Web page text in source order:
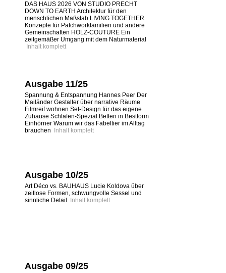
DAS HAUS 2026 VON STUDIO PRECHT
DOWN TO EARTH Architektur für den
menschlichen Maßstab LIVING TOGETHER
Konzepte für Patchworkfamilien und andere
Gemeinschaften HOLZ-COUTURE Ein
zeitgemäßer Umgang mit dem Naturmaterial
Inhalt komplett
Ausgabe 11/25
Spannung & Entspannung Hannes Peer Der
Mailänder Gestalter über narrative Räume
Filmreif wohnen Set-Design für das eigene
Zuhause Schlafen-Spezial Betten in Bestform
Einhörner Warum wir das Fabeltier im Alltag
brauchen
Inhalt komplett
Ausgabe 10/25
Art Déco vs. BAUHAUS Lucie Koldova über
zeitlose Formen, schwungvolle Sessel und
sinnliche Detail
Inhalt komplett
Ausgabe 09/25